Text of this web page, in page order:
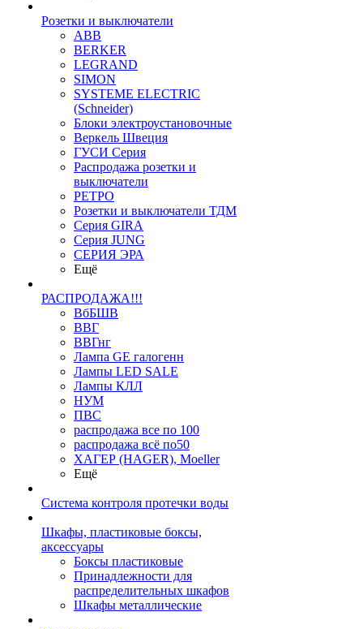
Розетки и выключатели
ABB
BERKER
LEGRAND
SIMON
SYSTEME ELECTRIC
(Schneider)
Блоки электроустановочные
Веркель Швеция
ГУСИ Серия
Распродажа розетки и
выключатели
РЕТРО
Розетки и выключатели ТДМ
Серия GIRA
Серия JUNG
СЕРИЯ ЭРА
Ещё
РАСПРОДАЖА!!!
ВбБШВ
ВВГ
ВВГнг
Лампа GE галогенн
Лампы LED SALE
Лампы КЛЛ
НУМ
ПВС
распродажа все по 100
распродажа всё по50
ХАГЕР (HAGER), Moeller
Ещё
Система контроля протечки воды
Шкафы, пластиковые боксы,
аксессуары
Боксы пластиковые
Принадлежности для
распределительных шкафов
Шкафы металлические